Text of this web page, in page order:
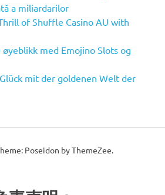
a miliardarilor
of Shuffle Casino AU with
med Emojino Slots og
mit der goldenen Welt der
Poseidon by ThemeZee.